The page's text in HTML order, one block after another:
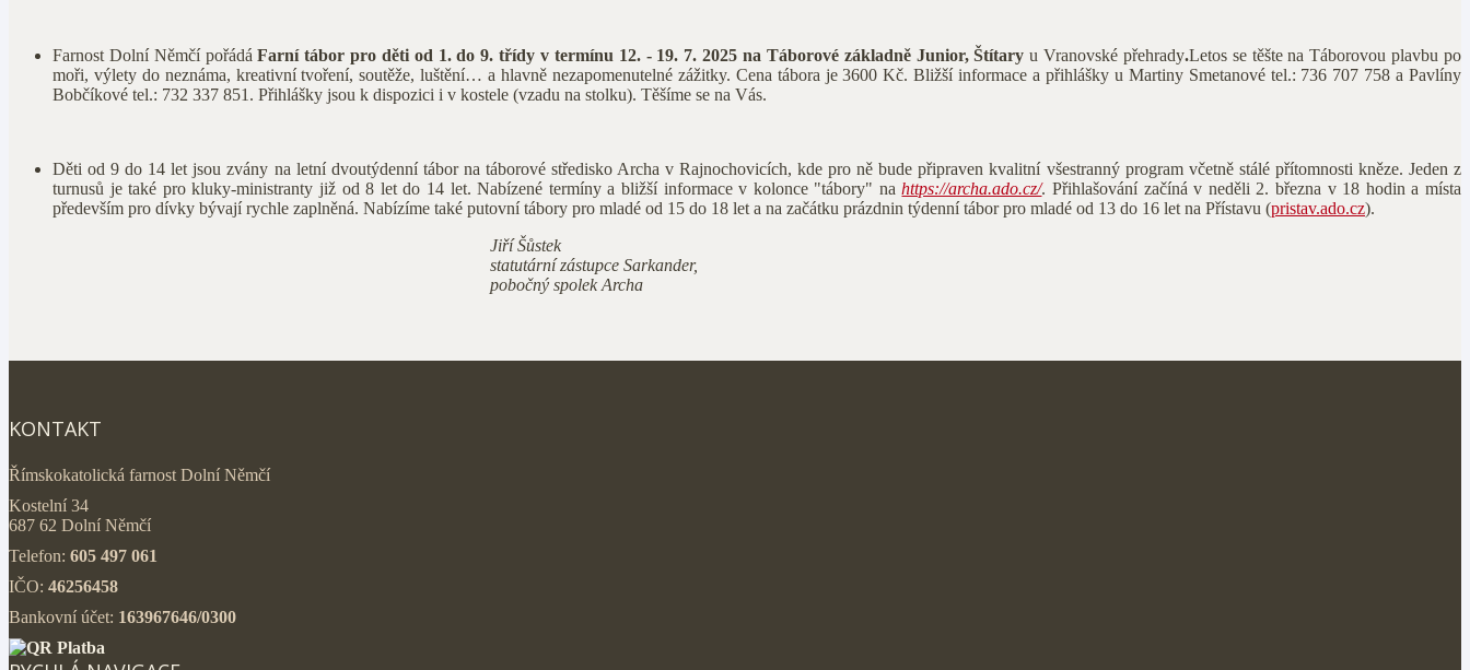
Farnost Dolní Němčí pořádáFarní tábor pro děti od 1. do 9. třídy v termínu 12. - 19. 7. 2025 na Táborové základně Junior, Štítaryu Vranovské přehrady.Letos se těšte na Táborovou plavbu po
moři, výlety do neznáma, kreativní tvoření, soutěže, luštění… a hlavně nezapomenutelné zážitky. Cena tábora je 3600 Kč. Bližší informace a přihlášky u Martiny Smetanové tel.: 736 707 758 a Pavlíny
Bobčíkové tel.: 732 337 851. Přihlášky jsou k dispozici i v kostele (vzadu na stolku). Těšíme se na Vás.
Děti od 9 do 14 let jsou zvány na letní dvoutýdenní tábor na táborové středisko Archa v Rajnochovicích, kde pro ně bude připraven kvalitní všestranný program včetně stálé přítomnosti kněze. Jeden z
turnusů je také pro kluky-ministranty již od 8 let do 14 let. Nabízené termíny a bližší informace v kolonce "tábory" nahttps://archa.ado.cz/. Přihlašování začíná v neděli 2. března v 18 hodin a místa
především pro dívky bývají rychle zaplněná. Nabízíme také putovní tábory pro mladé od 15 do 18 let a na začátku prázdnin týdenní tábor pro mladé od 13 do 16 let na Přístavu (pristav.ado.cz).
Jiří Šůstek
statutární zástupce Sarkander,
pobočný spolek Archa
KONTAKT
Římskokatolická farnost Dolní Němčí
Kostelní 34
687 62 Dolní Němčí
Telefon: 605 497 061
IČO: 46256458
Bankovní účet: 163967646/0300